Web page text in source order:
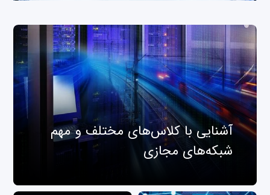
آشنایی با کلاس‌های مختلف و مهم
شبکه‌های مجازی